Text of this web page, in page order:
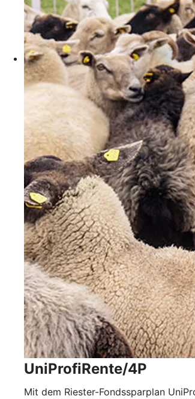
UniProfiRente/4P
Mit dem Riester-Fondssparplan